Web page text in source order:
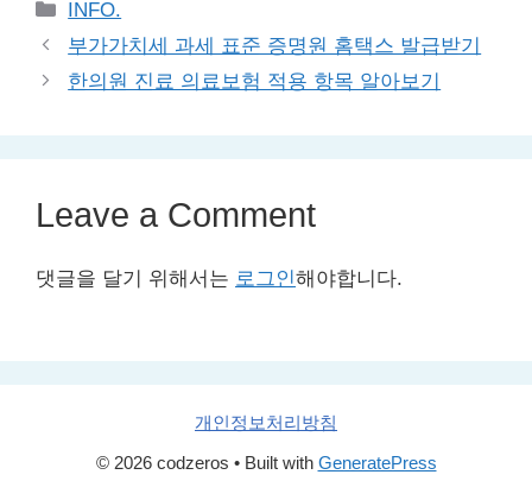
Categories
INFO.
부가가치세 과세 표준 증명원 홈택스 발급받기
한의원 진료 의료보험 적용 항목 알아보기
Leave a Comment
댓글을 달기 위해서는 로그인해야합니다.
개인정보처리방침
© 2026 codzeros • Built with GeneratePress